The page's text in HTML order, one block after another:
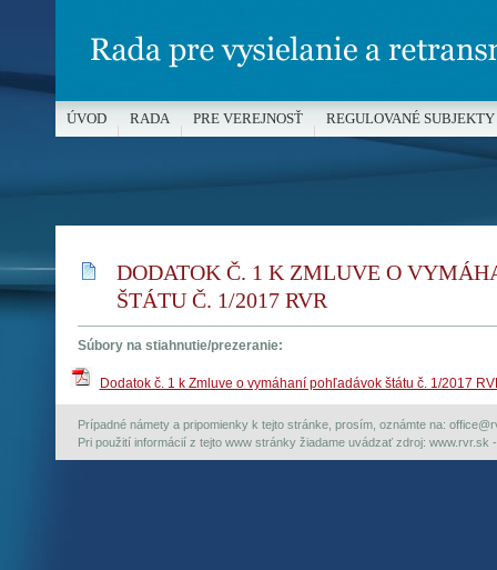
DODATOK Č. 1 K ZMLUVE O
ŠTÁTU Č. 1/2017 RVR
Súbory na stiahnutie/prezeranie:
Dodatok č. 1 k Zmluve o vymáhaní pohľadávok štátu č. 1/2017
Prípadné námety a pripomienky k tejto stránke, prosím, oznámte na:
Pri použití informácií z tejto www stránky žiadame uvádzať zdroj: www.rvr.sk
ÚVOD RADA PRE VEREJNOSŤ REGULOVANÉ SUBJEKTY